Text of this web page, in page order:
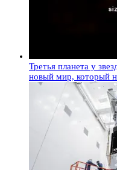
Третья планета у
новый мир, который